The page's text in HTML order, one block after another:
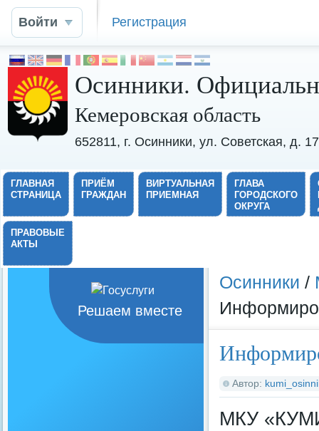
Войти Регистрация
Осинники.
Кемеровская область
652811, г. Осинники, ул. Советская, д.
ГЛАВНАЯ
СТРАНИЦА
ПРИЁМ
ГРАЖДАН
ВИРТУАЛЬНАЯ
ПРИЕМНАЯ
ГЛАВА
ГОРОДСКОГО
ОКРУГА
ПРАВОВЫЕ
АКТЫ
Осинники /
Автор:
МКУ
Решаем вместе